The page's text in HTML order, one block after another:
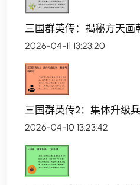
三国群英传：揭秘方天画
2026-04-11 13:23:20
三国群英传2：集体升级
2026-04-10 13:23:42